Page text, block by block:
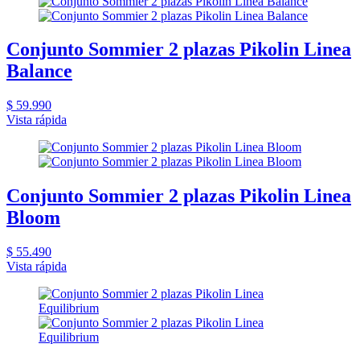
Conjunto Sommier 2 plazas Pikolin Linea
Balance
$ 59.990
Vista rápida
Conjunto Sommier 2 plazas Pikolin Linea
Bloom
$ 55.490
Vista rápida